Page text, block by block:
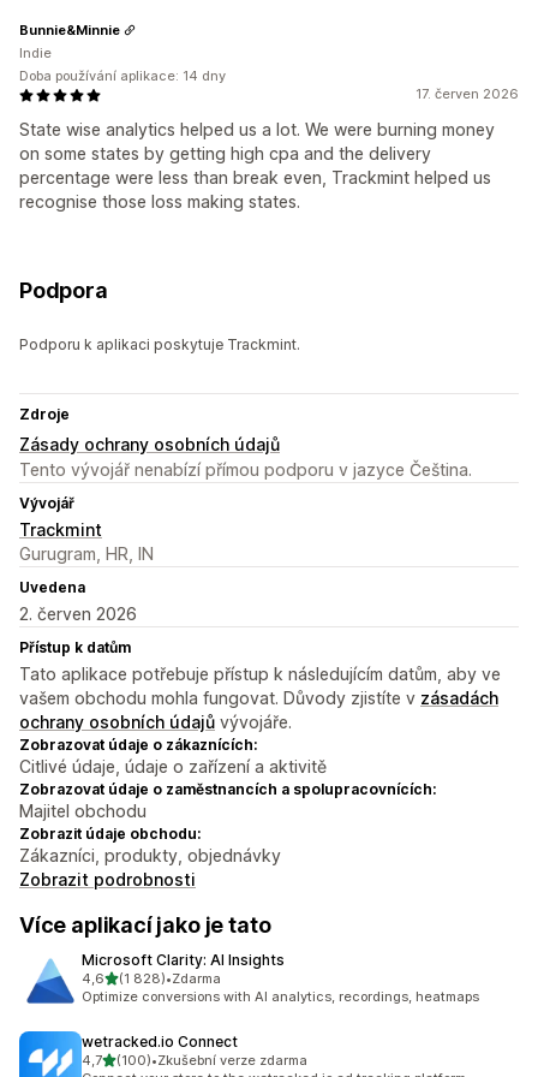
17. červen 2026
State wise analytics helped us a lot. We were burning money
on some states by getting high cpa and the delivery
percentage were less than break even, Trackmint helped us
recognise those loss making states.
Bunnie&Minnie
Indie
Doba používání aplikace: 14 dny
Podpora
Podporu k aplikaci poskytuje Trackmint.
Zdroje
Zásady ochrany osobních údajů
Tento vývojář nenabízí přímou podporu v jazyce Čeština.
Vývojář
Trackmint
Gurugram, HR, IN
Uvedena
2. červen 2026
Přístup k datům
Tato aplikace potřebuje přístup k následujícím datům, aby ve
vašem obchodu mohla fungovat. Důvody zjistíte v zásadách
ochrany osobních údajů vývojáře.
Zobrazovat údaje o zákaznících:
Citlivé údaje, údaje o zařízení a aktivitě
Zobrazovat údaje o zaměstnancích a spolupracovnících:
Majitel obchodu
Zobrazit údaje obchodu:
Zákazníci, produkty, objednávky
Zobrazit podrobnosti
Více aplikací jako je tato
Microsoft Clarity: AI Insights
4,6z 5 hvězd
(1 828)
Celkový počet recenzí: 1828
•Zdarma
Optimize conversions with AI analytics, recordings, heatmaps
wetracked.io Connect
4,7z 5 hvězd
(100)
Celkový počet recenzí: 100
•Zkušební verze zdarma